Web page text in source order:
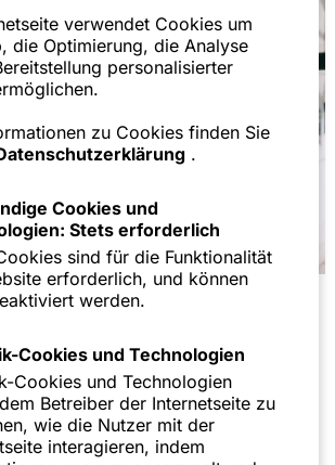
verwendet Cookies um
die Optimierung, die Analyse
personalisierter
zu Cookies finden Sie
.
Cookies und
Stets erforderlich
sind für die Funktionalität
erforderlich, und können
werden.
Cookies und Technologien
Cookies und Technologien
Betreiber der Internetseite zu
wie die Nutzer mit der
interagieren, indem
des § 31d WpHG auf
im Finanzinstrumentenvertrieb",
ff.
im Finanzinstrumentenvertrieb durch
2011
NZG 2009, 697 ff.
von
an Kreditinstitute", BKR
and Conflicting Ethics: The
Conduct of Attorneys in International
DAJV-NL 2007, 40 ff. (mit